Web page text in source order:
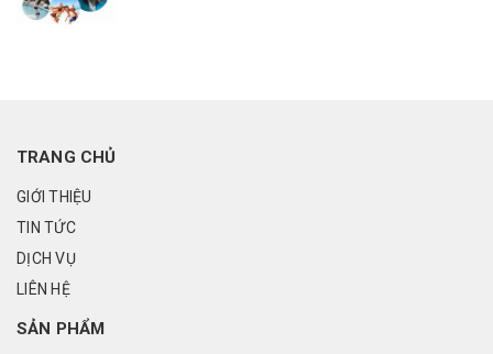
TRANG CHỦ
GIỚI THIỆU
TIN TỨC
DỊCH VỤ
LIÊN HỆ
SẢN PHẨM